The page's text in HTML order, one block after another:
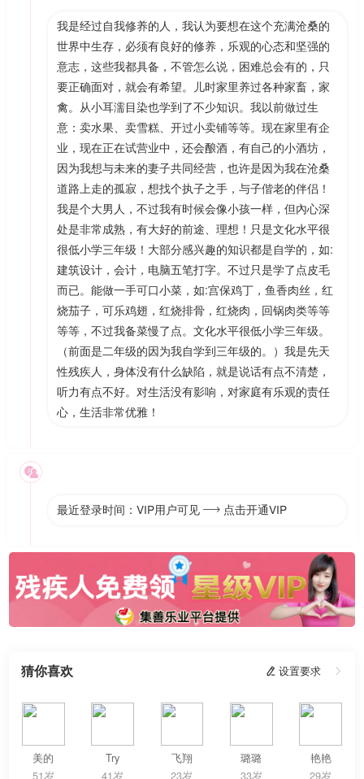
我是经过自我修养的人，我认为要想在这个充满沧桑的
世界中生存，必须有良好的修养，乐观的心态和坚强的
意志，这些我都具备，不管怎么说，困难总会有的，只
要正确面对，就会有希望。儿时家里养过各种家畜，家
禽。从小耳濡目染也学到了不少知识。我以前做过生
意：卖水果、卖雪糕、开过小卖铺等等。现在家里有企
业，现在正在试营业中，还会酿酒，有自己的小酒坊，
因为我想与未来的妻子共同经营，也许是因为我在沧桑
道路上走的孤寂，想找个执子之手，与子偕老的伴侣！
我是个大男人，不过我有时候会像小孩一样，但內心深
处是非常成熟，有大好的前途、理想！只是文化水平很
很低小学三年级！大部分感兴趣的知识都是自学的，如:
建筑设计，会计，电脑五笔打字。不过只是学了点皮毛
而已。能做一手可口小菜，如:宫保鸡丁，鱼香肉丝，红
烧茄子，可乐鸡翅，红烧排骨，红烧肉，回锅肉类等等
等等，不过我备菜慢了点。文化水平很低小学三年级。
（前面是二年级的因为我自学到三年级的。）我是先天
性残疾人，身体没有什么缺陷，就是说话有点不清楚，
听力有点不好。对生活没有影响，对家庭有乐观的责任
心，生活非常优雅！

最近登录时间：VIP用户可见  点击开通VIP
猜你喜欢  设置要求 
美的
51岁
Try
41岁
飞翔
23岁
璐璐
33岁
艳艳
29岁